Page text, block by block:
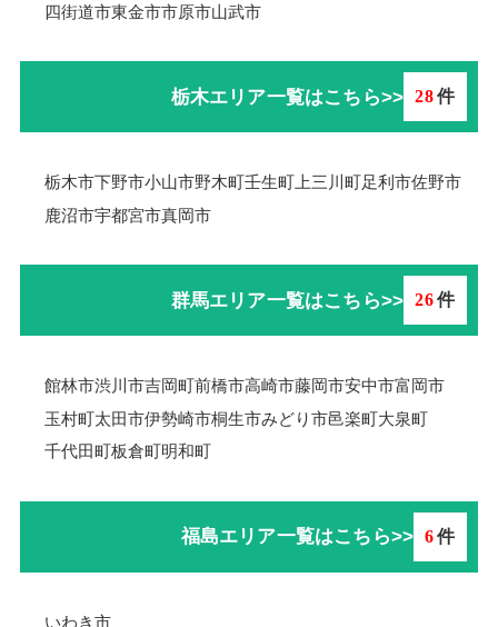
四街道市東金市市原市山武市
栃木エリア一覧はこちら>> 28件
栃木市下野市小山市野木町壬生町 上三川町足利市佐野市
鹿沼市宇都宮市真岡市
群馬エリア一覧はこちら>> 26件
館林市渋川市吉岡町前橋市高崎市藤岡市安中市富岡市
玉村町太田市伊勢崎市桐生市みどり市邑楽町大泉町
千代田町板倉町明和町
福島エリア一覧はこちら>> 6件
いわき市